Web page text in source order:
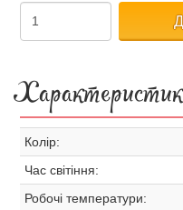
Колір:
Час світіння:
Робочі температури: